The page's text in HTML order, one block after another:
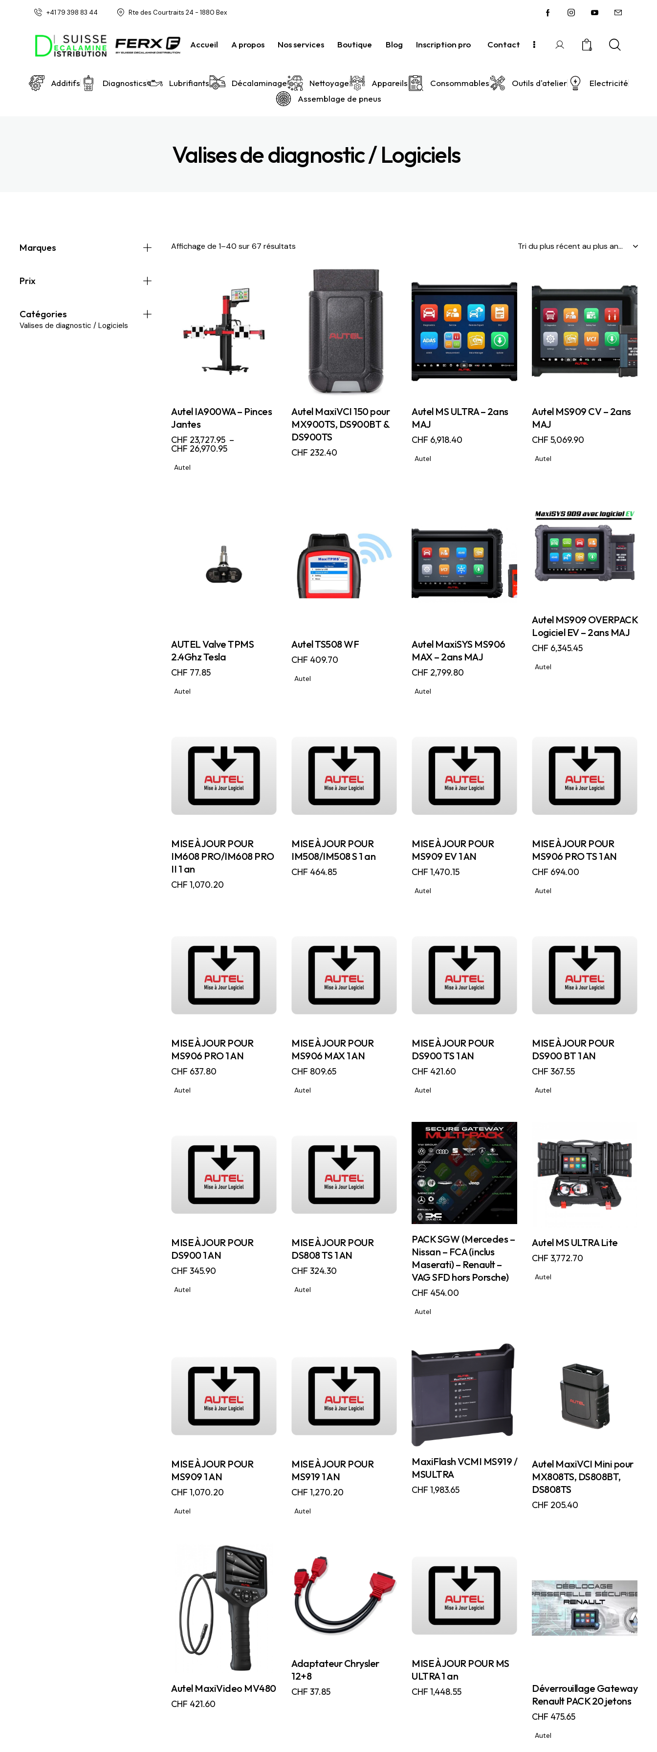
+41 79 398 83 44 Rte des Courtraits 24 - 1880 Bex
Accueil A propos Nos services Boutique Blog Inscription pro Contact 0
Additifs Diagnostics Lubrifiants Décalaminage Nettoyage Appareils Consommables Outils d'atelier
Electricité
Assemblage de pneus
Valises de diagnostic / Logiciels
Affichage de 1–40 sur 67 résultats
Autel IA900WA – Pinces
Jantes
CHF 23,727.95 –
CHF 26,970.95
Autel
Autel MaxiVCI 150 pour
MX900TS, DS900BT &
DS900TS
CHF 232.40
Autel MS ULTRA – 2ans
MAJ
CHF 6,918.40
Autel
Autel MS909 CV – 2ans
MAJ
CHF 5,069.90
Autel
AUTEL Valve TPMS
2.4Ghz Tesla
CHF 77.85
Autel
Autel TS508 WF
CHF 409.70
Autel
Autel MaxiSYS MS906
MAX – 2ans MAJ
CHF 2,799.80
Autel
Autel MS909 OVERPACK
Logiciel EV – 2ans MAJ
CHF 6,345.45
Autel
MISE À JOUR POUR
IM608 PRO/IM608 PRO
II 1 an
CHF 1,070.20
MISE À JOUR POUR
IM508/IM508 S 1 an
CHF 464.85
MISE À JOUR POUR
MS909 EV 1 AN
CHF 1,470.15
Autel
MISE À JOUR POUR
MS906 PRO TS 1 AN
CHF 694.00
Autel
MISE À JOUR POUR
MS906 PRO 1 AN
CHF 637.80
Autel
MISE À JOUR POUR
MS906 MAX 1 AN
CHF 809.65
Autel
MISE À JOUR POUR
DS900 TS 1 AN
CHF 421.60
Autel
MISE À JOUR POUR
DS900 BT 1 AN
CHF 367.55
Autel
MISE À JOUR POUR
DS900 1 AN
CHF 345.90
Autel
MISE À JOUR POUR
DS808 TS 1 AN
CHF 324.30
Autel
PACK SGW (Mercedes –
Nissan – FCA (inclus
Maserati) – Renault –
VAG SFD hors Porsche)
CHF 454.00
Autel
Autel MS ULTRA Lite
CHF 3,772.70
Autel
MISE À JOUR POUR
MS909 1 AN
CHF 1,070.20
Autel
MISE À JOUR POUR
MS919 1 AN
CHF 1,270.20
Autel
MaxiFlash VCMI MS919 /
MSULTRA
CHF 1,983.65
Autel MaxiVCI Mini pour
MX808TS, DS808BT,
DS808TS
CHF 205.40
Autel MaxiVideo MV480
CHF 421.60
Adaptateur Chrysler
12+8
CHF 37.85
MISE À JOUR POUR MS
ULTRA 1 an
CHF 1,448.55
Déverrouillage Gateway
Renault PACK 20 jetons
CHF 475.65
Autel
Marques
Prix
Catégories
Valises de diagnostic / Logiciels